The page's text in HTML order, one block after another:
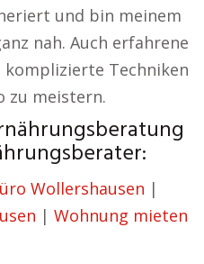
und bin meinem
nah. Auch erfahrene
Techniken
zu meistern.
Wollershausen |
| Wohnung mieten